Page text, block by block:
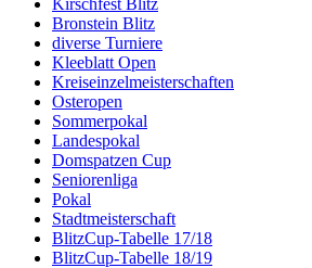
Bronstein Blitz
diverse Turniere
Kleeblatt Open
Kreiseinzelmeisterschaften
Osteropen
Sommerpokal
Landespokal
Domspatzen Cup
Seniorenliga
Pokal
Stadtmeisterschaft
BlitzCup-Tabelle 17/18
BlitzCup-Tabelle 18/19